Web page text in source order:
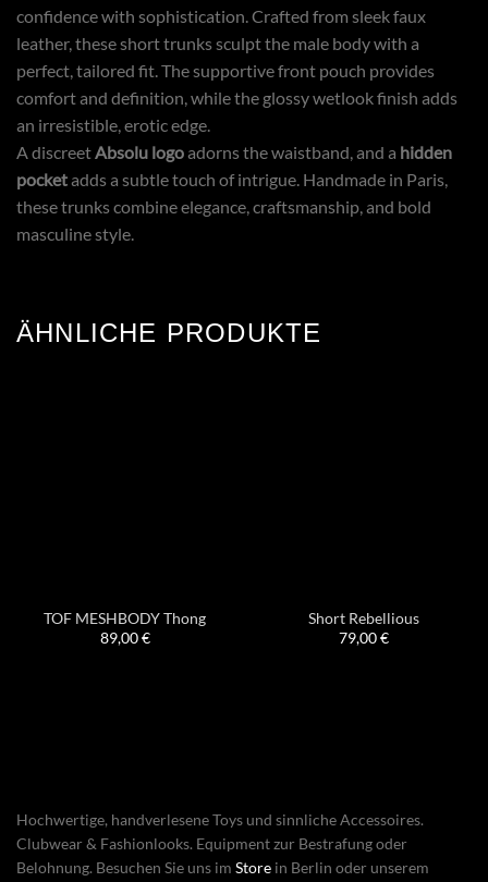
confidence with sophistication. Crafted from sleek faux
leather, these short trunks sculpt the male body with a
perfect, tailored fit. The supportive front pouch provides
comfort and definition, while the glossy wetlook finish adds
an irresistible, erotic edge.
A discreet Absolu logoadorns the waistband, and a hidden
pocketadds a subtle touch of intrigue. Handmade in Paris,
these trunks combine elegance, craftsmanship, and bold
masculine style.
ÄHNLICHE PRODUKTE
TOF MESHBODY Thong
89,00€
Short Rebellious
79,00€
Hochwertige, handverlesene Toys und sinnliche Accessoires.
Clubwear & Fashionlooks. Equipment zur Bestrafung oder
Belohnung. Besuchen Sie uns im Store in Berlin oder unserem